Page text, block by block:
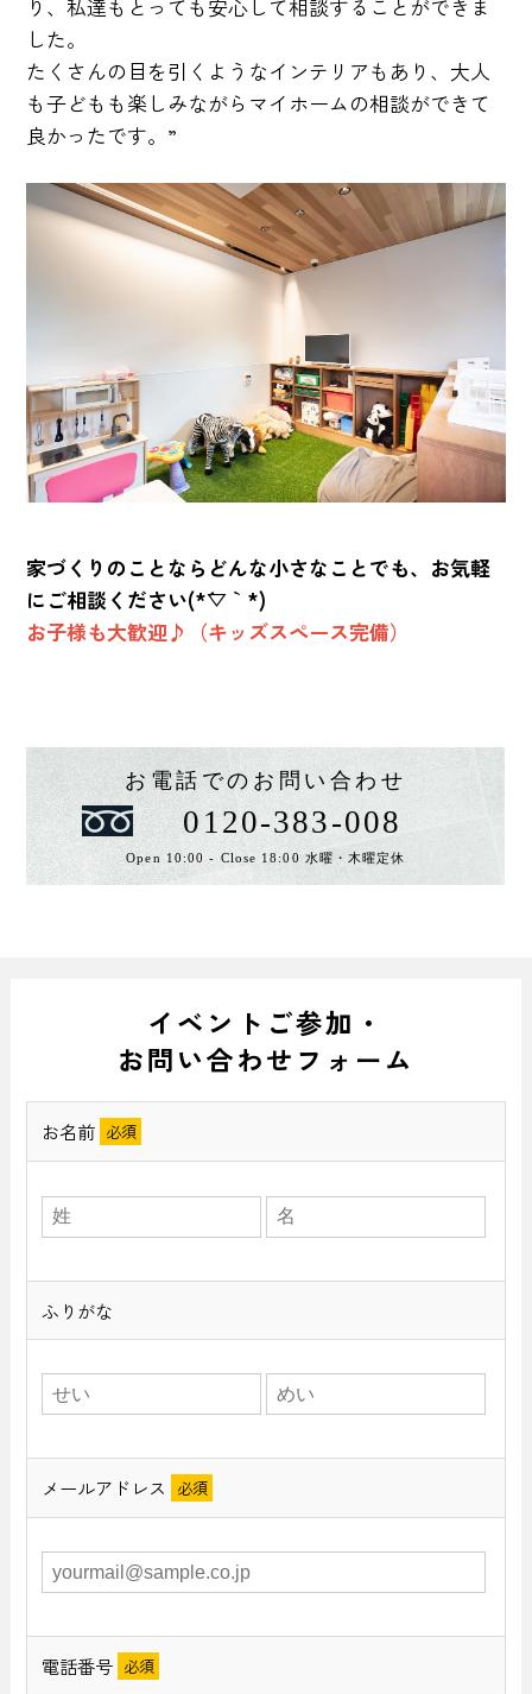
り、私達もとっても安心して相談することができま
した。
たくさんの目を引くようなインテリアもあり、大人
も子どもも楽しみながらマイホームの相談ができて
良かったです。”
家づくりのことならどんな小さなことでも、お気軽
にご相談ください(*´▽｀*)
お子様も大歓迎♪（キッズスペース完備）
お電話でのお問い合わせ
0120-383-008
Open 10:00 - Close 18:00 水曜・木曜定休
イベントご参加・
お問い合わせフォーム
お名前
ふりがな
メールアドレス
電話番号